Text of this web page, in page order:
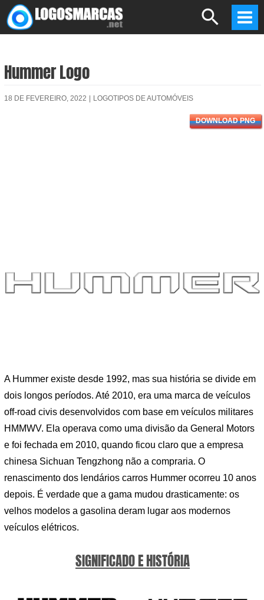
Skip
to
Search
Hummer Logo
18 DE FEVEREIRO, 2022 LOGOTIPOS DE AUTOMÓVEIS
DOWNLOAD PNG
A Hummer existe desde 1992, mas sua história se divide em
dois longos períodos. Até 2010, era uma marca de veículos
off-road civis desenvolvidos com base em veículos militares
HMMWV. Ela operava como uma divisão da General Motors
e foi fechada em 2010, quando ficou claro que a empresa
chinesa Sichuan Tengzhong não a compraria. O
renascimento dos lendários carros Hummer ocorreu 10 anos
depois. É verdade que a gama mudou drasticamente: os
velhos modelos a gasolina deram lugar aos modernos
veículos elétricos.
SIGNIFICADO E HISTÓRIA